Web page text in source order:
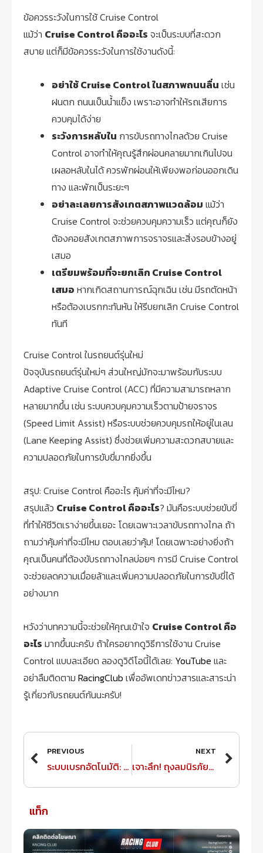
ข้อควรระวังในการใช้ Cruise Control
แม้ว่า Cruise Control คืออะไร จะเป็นระบบที่สะดวก
สบาย แต่ก็มีข้อควรระวังในการใช้งานดังนี้:
อย่าใช้ Cruise Control ในสภาพถนนลื่น เช่น
ฝนตก ถนนเป็นน้ำแข็ง เพราะอาจทำให้รถเสียการ
ควบคุมได้ง่าย
ระวังการหลับใน การขับรถทางไกลด้วย Cruise
Control อาจทำให้คุณรู้สึกผ่อนคลายมากเกินไปจน
เผลอหลับในได้ ควรพักผ่อนให้เพียงพอก่อนออกเดิน
ทาง และพักเป็นระยะๆ
อย่าละเลยการสังเกตสภาพแวดล้อม แม้ว่า
Cruise Control จะช่วยควบคุมความเร็ว แต่คุณก็ยัง
ต้องคอยสังเกตสภาพการจราจรและสิ่งรอบข้างอยู่
เสมอ
เตรียมพร้อมที่จะยกเลิก Cruise Control
เสมอ หากเกิดสถานการณ์ฉุกเฉิน เช่น มีรถตัดหน้า
หรือต้องเบรกกะทันหัน ให้รีบยกเลิก Cruise Control
ทันที
Cruise Control ในรถยนต์รุ่นใหม่
ปัจจุบันรถยนต์รุ่นใหม่ๆ ส่วนใหญ่มักจะมาพร้อมกับระบบ
Adaptive Cruise Control (ACC) ที่มีความสามารถหลาก
หลายมากขึ้น เช่น ระบบควบคุมความเร็วตามป้ายจราจร
(Speed Limit Assist) หรือระบบช่วยควบคุมรถให้อยู่ในเลน
(Lane Keeping Assist) ซึ่งช่วยเพิ่มความสะดวกสบายและ
ความปลอดภัยในการขับขี่มากยิ่งขึ้น
สรุป: Cruise Control คืออะไร คุ้มค่าที่จะมีไหม?
สรุปแล้ว Cruise Control คืออะไร? มันคือระบบช่วยขับขี่
ที่ทำให้ชีวิตเราง่ายขึ้นเยอะ โดยเฉพาะเวลาขับรถทางไกล ถ้า
ถามว่าคุ้มค่าที่จะมีไหม ตอบเลยว่าคุ้ม! โดยเฉพาะอย่างยิ่งถ้า
คุณเป็นคนที่ต้องขับรถทางไกลบ่อยๆ การมี Cruise Control
จะช่วยลดความเมื่อยล้าและเพิ่มความปลอดภัยในการขับขี่ได้
อย่างมาก
หวังว่าบทความนี้จะช่วยให้คุณเข้าใจ Cruise Control คือ
อะไร มากขึ้นนะครับ ถ้าใครอยากดูวิธีการใช้งาน Cruise
Control แบบละเอียด ลองดูวิดีโอนี้ได้เลย: YouTube และ
อย่าลืมติดตาม RacingClub เพื่ออัพเดทข่าวสารและสาระน่า
รู้เกี่ยวกับรถยนต์กันนะครับ!
PREVIOUS
ระบบเบรกอัตโนมัติ: เพื่อนซี้ที่ไว้ใจได้บนท้องถนนที่คุณควรรู้จัก
NEXT
เจาะลึก! ถุงลมนิรภัยทำงานอย่างไร? รู้ไว้ปลอดภัยกว่า RacingClub!
Next
แท็ก